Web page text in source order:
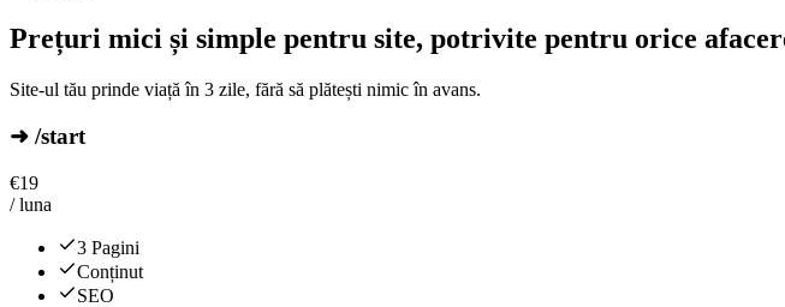
Prețuri mici și simple pentru site, potrivite pentru orice
Site-ul tău prinde viață în 3 zile, fără să plătești nimic în avans.
➜ /start
€19
/ luna
3 Pagini
Conținut
SEO